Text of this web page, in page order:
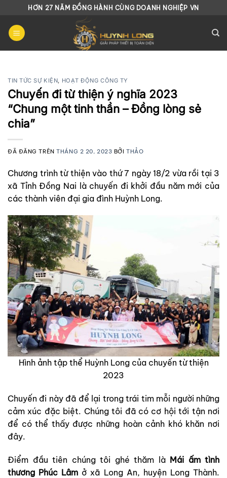
Chuyển
nội
dung
HƠN 27 NĂM ĐỒNG HÀNH CÙNG DOANH NGHIỆP VN
TIN TỨC SỰ KIỆN, HOẠT ĐỘNG CÔNG TY
Chuyến đi từ thiện ý nghĩa 2023
“Chung một tinh thần – Đồng lòng sẻ
chia”
ĐÃ ĐĂNG TRÊNTHÁNG 2 20, 2023 BỞITHẢO
Chương trình từ thiện vào thứ 7 ngày 18/2 vừa rồi tại 3
xã Tỉnh Đồng Nai là chuyến đi khởi đầu năm mới của
các thành viên đại gia đình Huỳnh Long.
Hình ảnh tập thể Huỳnh Long của chuyến từ thiện
2023
Chuyến đi này đã để lại trong trái tim mỗi người những
cảm xúc đặc biệt. Chúng tôi đã có cơ hội tới tận nơi
để có thể thấy được những hoàn cảnh khó khăn nơi
đây.
Điểm đầu tiên chúng tôi ghé thăm là Mái ấm tình
thương Phúc Lâm ở xã Long An, huyện Long Thành.